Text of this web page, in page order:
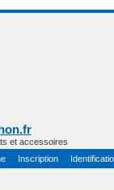
et accessoires
Inscription